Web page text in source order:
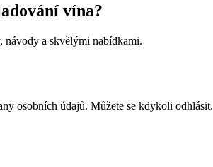
vína?
návody a skvělými nabídkami.
osobních údajů. Můžete se kdykoli odhlásit.